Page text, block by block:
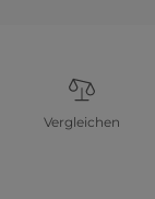
Vergleichen